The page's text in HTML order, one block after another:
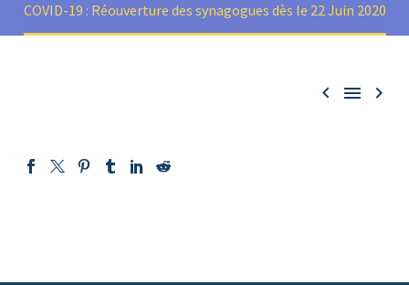
COVID-19 : Réouverture des synagogues dès le 22 Juin 2020
  